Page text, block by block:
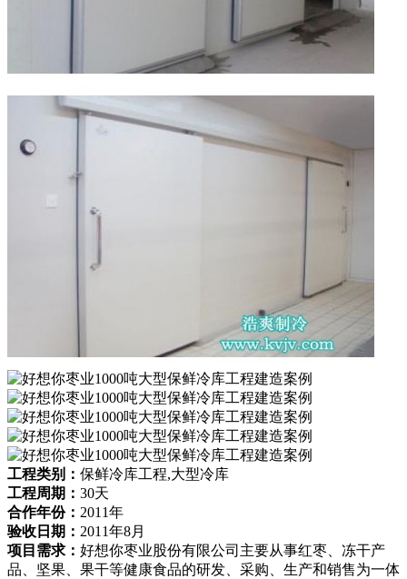
工程类别： 保鲜冷库工程,大型冷库
工程周期： 30天
合作年份： 2011年
验收日期： 2011年8月
项目需求： 好想你枣业股份有限公司主要从事红枣、冻干产
品、坚果、果干等健康食品的研发、采购、生产和销售为一体